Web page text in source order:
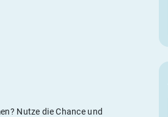
Nutze die Chance und